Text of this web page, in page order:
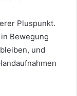
Pluspunkt.
Bewegung
und